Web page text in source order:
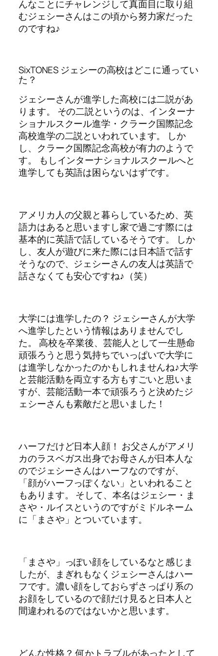
んなことにチャレンジして真面目に取り組
むジェシーさんはこの頃から努力家だった
のですね♪
SixTONES ジェシーの高校はどこに通ってい
た？
ジェシーさんが進学した高校には二説があ
ります。 その二説というのは、インターナ
ショナルスクール進学・クラーク国際記念
高校進学の二説といわれています。 しか
し、クラーク国際記念高校が有力のようで
す。 もしインターナショナルスクールへと
進学しても英語は困らないはずです。
アメリカ人の父親と暮らしているため、英
語力はあると思いますし家で過ごす際には
基本的に英語で話しているそうです。 しか
し、友人が遊びに来た際には日本語で話す
そうなので、ジェシーさんの友人は英語で
話さなくても安心ですね♪（笑）
大学には進学したの？ ジェシーさんが大学
へ進学したという情報はありませんでし
た。 高校を卒業後、芸能人として一生懸命
頑張ろうと思う気持ちでいっぱいで大学に
は進学しなかったのかもしれませんね♪大学
と芸能活動を両立する方もすごいと思いま
すが、芸能活動一本で頑張ろうと決めたジ
ェシーさんも素敵だと思いました！
ハーフだけど日本人顔！ お父さんがアメリ
カのラスベガス出身でお母さんが日本人な
のでジェシーさんはハーフなのですが、
「顔がハーフっぽくない」といわれること
もあります。 そして、本名はジェシー・ま
さや・ルイスというのですがミドルネーム
に「まさや」とついています。
「まさや」っぽい顔をしているなと感じま
したが、まぎれもなくジェシーさんはハー
フです。濃い顔をしておらずさっぱり系の
お顔をしているので顔だけ見ると日本人と
間違われるのではないかと思います。
どんな性格？ 何かトラブルがあったとして